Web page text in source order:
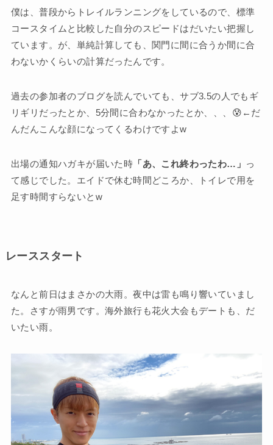
僕は、普段からトレイルランニングをしているので、標準
コースタイムと比較した自分のスピードはだいたい把握し
ています。が、単純計算しても、関門に間に合うか間に合
わないかくらいの計算だったんです。
過去の参加者のブログを読んでいても、サブ3.5の人でもギ
リギリだったとか、5分間に合わなかったとか、、、😰←だ
んだんこんな顔になってくるわけですよw
出場の通知ハガキが届いた時 「あ、これ終わったわ…」 っ
て感じでした。エイドで休む時間どころか、トイレで用を
足す時間すらないとw
レーススタート
なんと前日はまさかの大雨。夜中は雷も鳴り響いていまし
た。さすが雨男です。海外旅行も花火大会もデートも、だ
いたい雨。